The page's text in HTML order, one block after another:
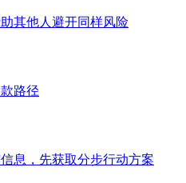
其他人避开同样风险
路径
息，先获取分步行动方案